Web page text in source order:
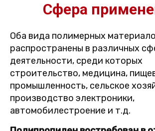
Сфера
Оба вида полимерных
распространены в различных
деятельности, среди которых
строительство, медицина,
промышленность, сельское
производство электроники,
автомобилестроение и т.д.